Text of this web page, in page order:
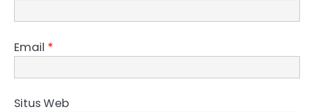
Email *
Situs Web